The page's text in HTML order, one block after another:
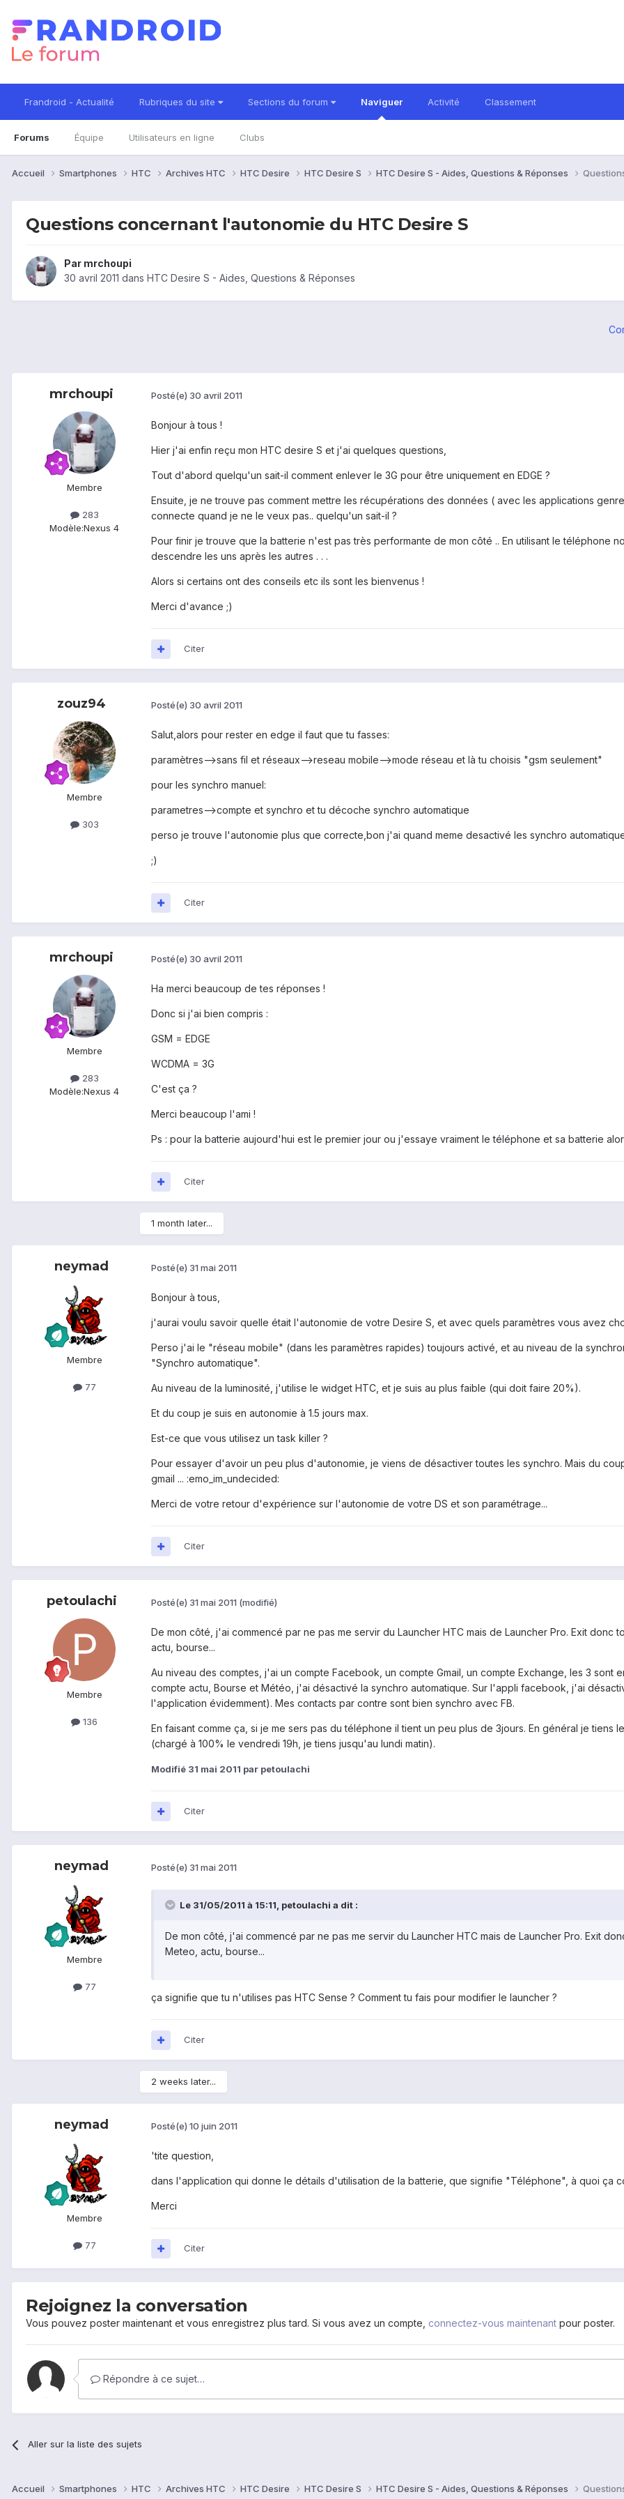
Frandroid - Actualité Rubriques du site Sections du forum Naviguer
Forums Équipe Utilisateurs en ligne Clubs
Activité Classement
Accueil Smartphones HTC Archives HTC HTC Desire HTC Desire S HTC Desire S - Aides, Questions & Réponses
Questions concernant l'autonomie du HTC Desire S
Par mrchoupi
30 avril 2011 dans HTC Desire S - Aides, Questions & Réponses
mrchoupi
Membre
283
Modèle:Nexus 4
Posté(e) 30 avril 2011
Bonjour à tous !
Hier j'ai enfin reçu mon HTC desire S et j'ai quelques questions,
Tout d'abord quelqu'un sait-il comment enlever le 3G pour être uniquement en EDGE ?
Ensuite, je ne trouve pas comment mettre les récupérations des données ( avec les applications
connecte quand je ne le veux pas.. quelqu'un sait-il ?
Pour finir je trouve que la batterie n'est pas très performante de mon côté .. En utilisant le téléphone
descendre les uns après les autres . . .
Alors si certains ont des conseils etc ils sont les bienvenus !
Merci d'avance ;)
Citer
zouz94
Membre
303
Posté(e) 30 avril 2011
Salut,alors pour rester en edge il faut que tu fasses:
paramètres-->sans fil et réseaux-->reseau mobile-->mode réseau et là tu choisis "gsm seulement"
pour les synchro manuel:
parametres-->compte et synchro et tu décoche synchro automatique
perso je trouve l'autonomie plus que correcte,bon j'ai quand meme desactivé les synchro
;)
Citer
mrchoupi
Membre
283
Modèle:Nexus 4
Posté(e) 30 avril 2011
Ha merci beaucoup de tes réponses !
Donc si j'ai bien compris :
GSM = EDGE
WCDMA = 3G
C'est ça ?
Merci beaucoup l'ami !
Ps : pour la batterie aujourd'hui est le premier jour ou j'essaye vraiment le téléphone et sa batterie
Citer
1 month later...
neymad
Membre
77
Posté(e) 31 mai 2011
Bonjour à tous,
j'aurai voulu savoir quelle était l'autonomie de votre Desire S, et avec quels paramètres vous avez
Perso j'ai le "réseau mobile" (dans les paramètres rapides) toujours activé, et au niveau de la
"Synchro automatique".
Au niveau de la luminosité, j'utilise le widget HTC, et je suis au plus faible (qui doit faire 20%).
Et du coup je suis en autonomie à 1.5 jours max.
Est-ce que vous utilisez un task killer ?
Pour essayer d'avoir un peu plus d'autonomie, je viens de désactiver toutes les synchro. Mais du
gmail ... :emo_im_undecided:
Merci de votre retour d'expérience sur l'autonomie de votre DS et son paramétrage...
Citer
petoulachi
Membre
136
Posté(e) 31 mai 2011 (modifié)
De mon côté, j'ai commencé par ne pas me servir du Launcher HTC mais de Launcher Pro. Exit donc
actu, bourse...
Au niveau des comptes, j'ai un compte Facebook, un compte Gmail, un compte Exchange, les 3 sont
compte actu, Bourse et Météo, j'ai désactivé la synchro automatique. Sur l'appli facebook, j'ai
l'application évidemment). Mes contacts par contre sont bien synchro avec FB.
En faisant comme ça, si je me sers pas du téléphone il tient un peu plus de 3jours. En général je
(chargé à 100% le vendredi 19h, je tiens jusqu'au lundi matin).
Modifié 31 mai 2011 par petoulachi
Citer
neymad
Membre
77
Posté(e) 31 mai 2011
Le 31/05/2011 à 15:11, petoulachi a dit :
De mon côté, j'ai commencé par ne pas me servir du Launcher HTC mais de Launcher Pro. Exit
Meteo, actu, bourse...
ça signifie que tu n'utilises pas HTC Sense ? Comment tu fais pour modifier le launcher ?
Citer
2 weeks later...
neymad
Membre
77
Posté(e) 10 juin 2011
'tite question,
dans l'application qui donne le détails d'utilisation de la batterie, que signifie "Téléphone", à quoi ça
Merci
Citer
Rejoignez la conversation
Vous pouvez poster maintenant et vous enregistrez plus tard. Si vous avez un compte, connectez-vous maintenant pour poster.
Répondre à ce sujet…
Aller sur la liste des sujets
Accueil Smartphones HTC Archives HTC HTC Desire HTC Desire S HTC Desire S - Aides, Questions & Réponses